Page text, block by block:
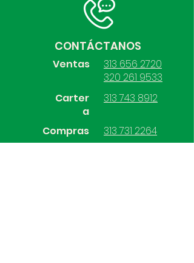
CONTÁCTANOS
Ventas
313 656 2720
320 261 9533
Carter
a
Compras
313 743 8912
313 731 2264